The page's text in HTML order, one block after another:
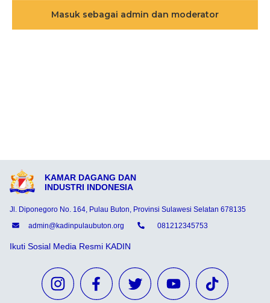
Masuk sebagai admin dan moderator
KAMAR DAGANG DAN
INDUSTRI INDONESIA
Jl. Diponegoro No. 164, Pulau Buton, Provinsi Sulawesi Selatan 678135
admin@kadinpulaubuton.org
081212345753
Ikuti Sosial Media Resmi KADIN